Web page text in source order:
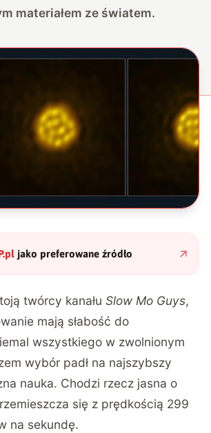
materiałem ze światem.
jako preferowane źródło
twórcy kanałuSlow Mo Guys,
mają słabość do
wszystkiego w zwolnionym
wybór padł na najszybszy
nauka. Chodzi rzecz jasna o
się z prędkością 299
na sekundę.